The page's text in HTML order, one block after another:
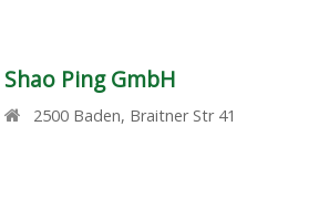
Shao Ping GmbH
2500 Baden, Braitner Str 41